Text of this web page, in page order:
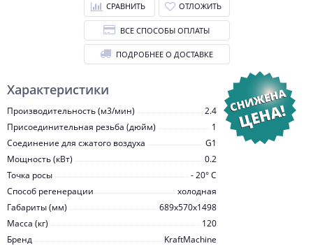
Характеристики
Производительность (м3/мин)
2.4
Присоединительная резьба (дюйм)
1
Соединение для сжатого воздуха
G1
Мощность (кВт)
0.2
Точка росы
- 20° С
Способ регенерации
холодная
Габариты (мм)
689x570x1498
Масса (кг)
120
Бренд
KraftMachine
СРАВНИТЬ ОТЛОЖИТЬ
ВСЕ СПОСОБЫ ОПЛАТЫ
ПОДРОБНЕЕ О ДОСТАВКЕ